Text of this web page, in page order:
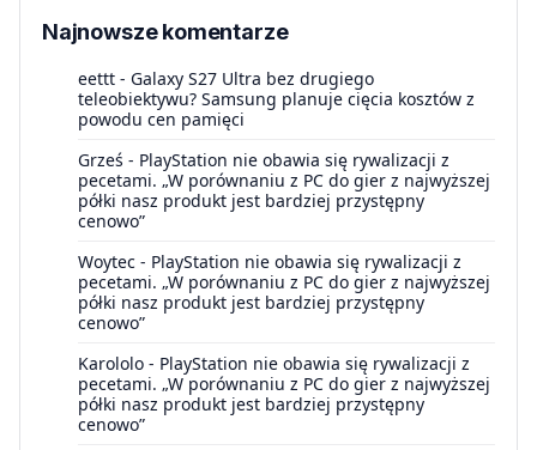
Najnowsze komentarze
eettt - Galaxy S27 Ultra bez drugiego
teleobiektywu? Samsung planuje cięcia kosztów z
powodu cen pamięci
Grześ - PlayStation nie obawia się rywalizacji z
pecetami. „W porównaniu z PC do gier z najwyższej
półki nasz produkt jest bardziej przystępny
cenowo”
Woytec - PlayStation nie obawia się rywalizacji z
pecetami. „W porównaniu z PC do gier z najwyższej
półki nasz produkt jest bardziej przystępny
cenowo”
Karololo - PlayStation nie obawia się rywalizacji z
pecetami. „W porównaniu z PC do gier z najwyższej
półki nasz produkt jest bardziej przystępny
cenowo”